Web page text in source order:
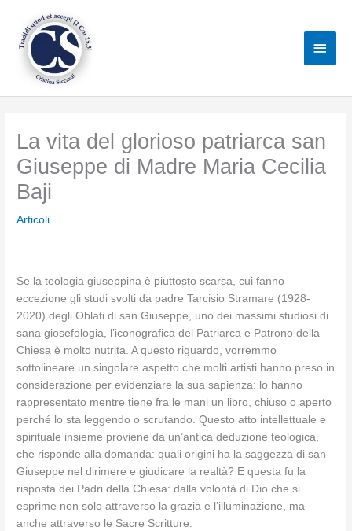
contenuto
La vita del glorioso patriarca san
Giuseppe di Madre Maria Cecilia
Baji
Articoli
Se la teologia giuseppina è piuttosto scarsa, cui fanno
eccezione gli studi svolti da padre Tarcisio Stramare (1928-
2020) degli Oblati di san Giuseppe, uno dei massimi studiosi di
sana giosefologia, l’iconografica del Patriarca e Patrono della
Chiesa è molto nutrita. A questo riguardo, vorremmo
sottolineare un singolare aspetto che molti artisti hanno preso in
considerazione per evidenziare la sua sapienza: lo hanno
rappresentato mentre tiene fra le mani un libro, chiuso o aperto
perché lo sta leggendo o scrutando. Questo atto intellettuale e
spirituale insieme proviene da un’antica deduzione teologica,
che risponde alla domanda: quali origini ha la saggezza di san
Giuseppe nel dirimere e giudicare la realtà? E questa fu la
risposta dei Padri della Chiesa: dalla volontà di Dio che si
esprime non solo attraverso la grazia e l’illuminazione, ma
anche attraverso le Sacre Scritture.